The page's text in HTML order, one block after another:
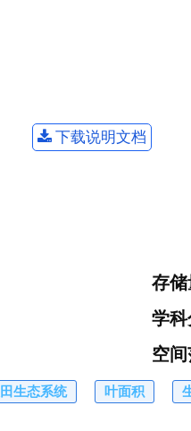
下载说明文档
存储
学
空间
生态系统 叶面积